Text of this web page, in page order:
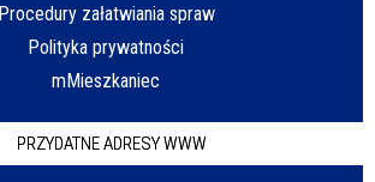
Procedury załatwiania spraw
Polityka prywatności
mMieszkaniec
PRZYDATNE ADRESY WWW